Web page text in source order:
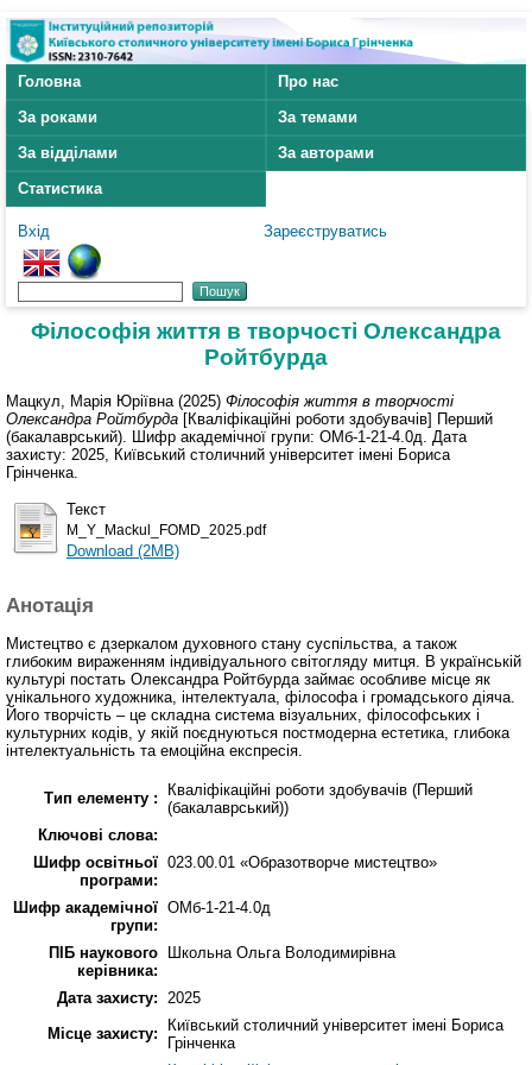
Головна
Про нас
За роками
За темами
За відділами
За авторами
Статистика
Вхід Зареєструватись
Філософія життя в творчості Олександра
Ройтбурда
Мацкул, Марія Юріївна (2025) Філософія життя в творчості
Олександра Ройтбурда [Кваліфікаційні роботи здобувачів] Перший
(бакалаврський). Шифр академічної групи: ОМб-1-21-4.0д. Дата
захисту: 2025, Київський столичний університет імені Бориса
Грінченка.
Текст
M_Y_Mackul_FOMD_2025.pdf
Download (2MB)
Анотація
Мистецтво є дзеркалом духовного стану суспільства, а також
глибоким вираженням індивідуального світогляду митця. В українській
культурі постать Олександра Ройтбурда займає особливе місце як
унікального художника, інтелектуала, філософа і громадського діяча.
Його творчість – це складна система візуальних, філософських і
культурних кодів, у якій поєднуються постмодерна естетика, глибока
інтелектуальність та емоційна експресія.
Тип елементу :
Кваліфікаційні роботи здобувачів (Перший
(бакалаврський))
Ключові слова:
Шифр освітньої
програми:
023.00.01 «Образотворче мистецтво»
Шифр академічної
групи:
ОМб-1-21-4.0д
ПІБ наукового
керівника:
Школьна Ольга Володимирівна
Дата захисту: 2025
Місце захисту:
Київський столичний університет імені Бориса
Грінченка